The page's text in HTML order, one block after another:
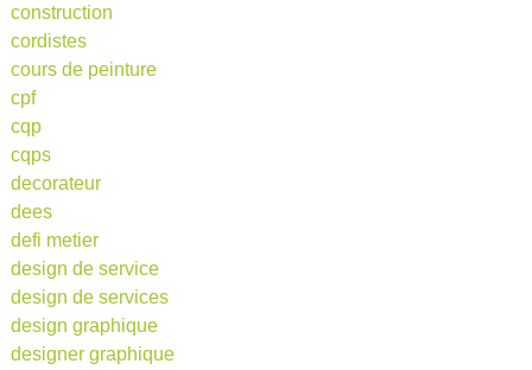
construction
cordistes
cours de peinture
cpf
cqp
cqps
decorateur
dees
defi metier
design de service
design de services
design graphique
designer graphique